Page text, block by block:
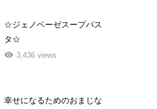
☆ジェノベーゼスープパス
タ☆
3,436 views
幸せになるためのおまじな